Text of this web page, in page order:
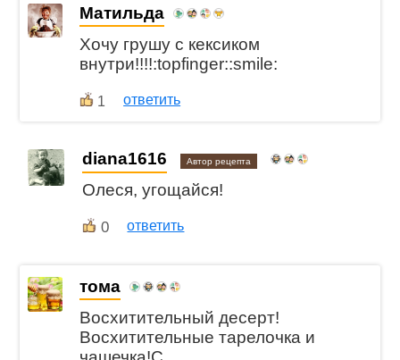
Матильда
Хочу грушу с кексиком
внутри!!!!:topfinger::smile:
1 ответить
diana1616 Автор рецепта
Олеся, угощайся!
0 ответить
тома
Восхитительный десерт!
Восхитительные тарелочка и